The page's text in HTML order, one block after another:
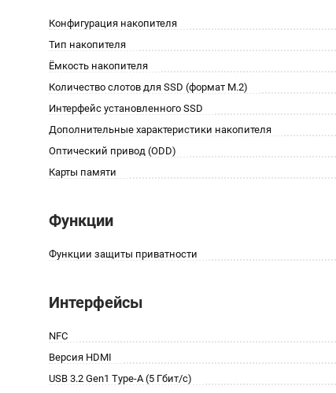
Конфигурация накопителя
Тип накопителя
Ёмкость накопителя
Количество слотов для SSD (формат M.2)
Интерфейс установленного SSD
Дополнительные характеристики накопителя
Оптический привод (ODD)
Карты памяти
Функции
Функции защиты приватности
Интерфейсы
NFC
Версия HDMI
USB 3.2 Gen1 Type-A (5 Гбит/с)